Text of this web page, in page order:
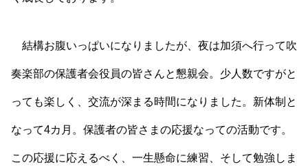
結構お腹いっぱいになりましたが、夜は加須へ行って吹
奏楽部の保護者会役員の皆さんと懇親会。少人数ですがと
っても楽しく、交流が深まる時間になりました。新体制と
なって4カ月。保護者の皆さまの応援なっての活動です。
この応援に応えるべく、一生懸命に練習、そして勉強しま